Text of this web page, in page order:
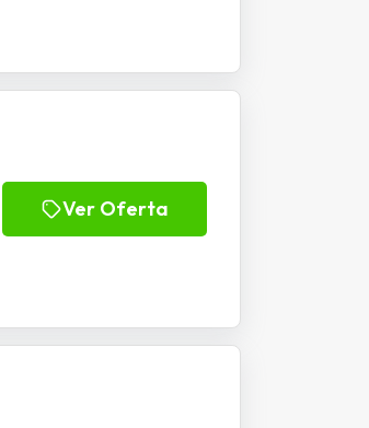
Ver Oferta